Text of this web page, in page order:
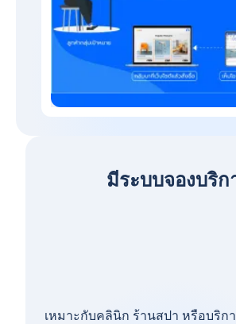
มีระบบจองบริก
เหมาะกับคลินิก ร้านสปา หรือบริก